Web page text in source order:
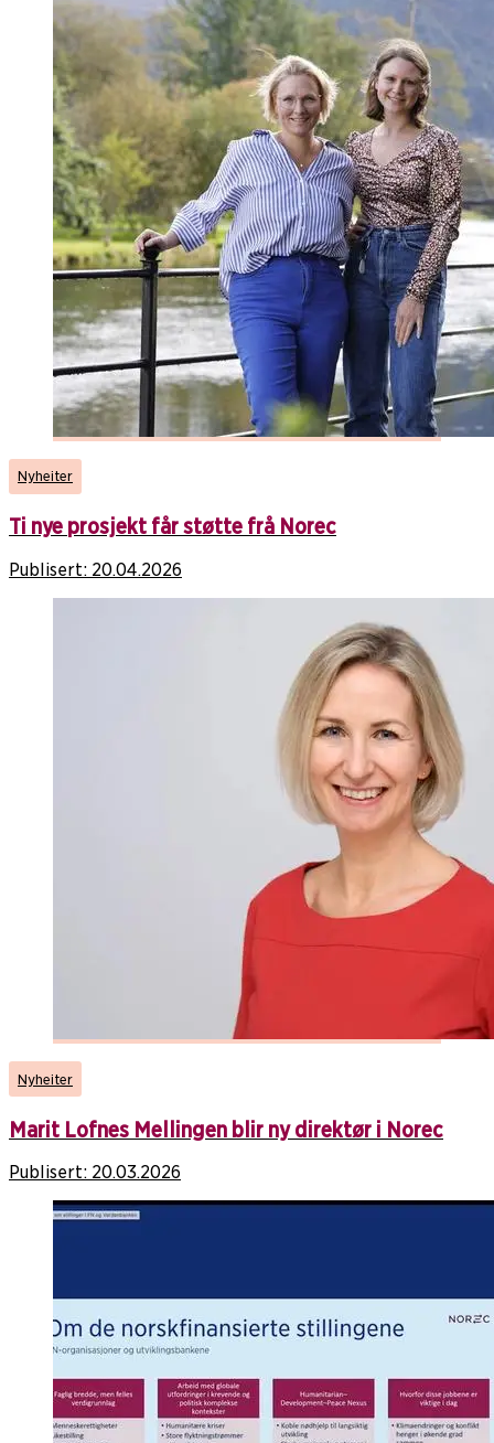
Nyheiter
Ti nye prosjekt får støtte frå Norec
Publisert: 20.04.2026
Nyheiter
Marit Lofnes Mellingen blir ny direktør i Norec
Publisert: 20.03.2026